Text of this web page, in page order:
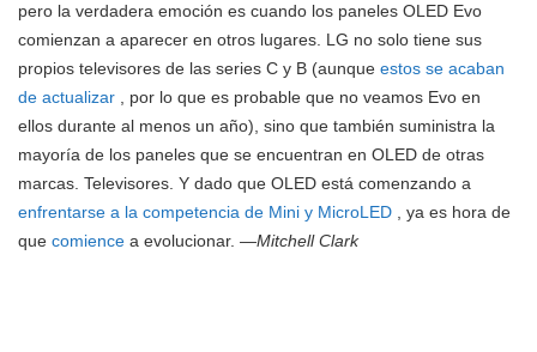
pero la verdadera emoción es cuando los paneles OLED Evo
comienzan a aparecer en otros lugares. LG no solo tiene sus
propios televisores de las series C y B (aunque estos se acaban
de actualizar , por lo que es probable que no veamos Evo en
ellos durante al menos un año), sino que también suministra la
mayoría de los paneles que se encuentran en OLED de otras
marcas. Televisores. Y dado que OLED está comenzando a
enfrentarse a la competencia de Mini y MicroLED , ya es hora de
que comience a evolucionar. —Mitchell Clark